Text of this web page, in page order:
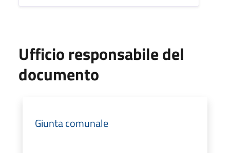
Ufficio responsabile del
documento
Giunta comunale